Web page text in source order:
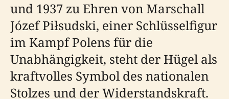
und 1937 zu Ehren von Marschall
Józef Piłsudski, einer Schlüsselfigur
im Kampf Polens für die
Unabhängigkeit, steht der Hügel als
kraftvolles Symbol des nationalen
Stolzes und der Widerstandskraft.